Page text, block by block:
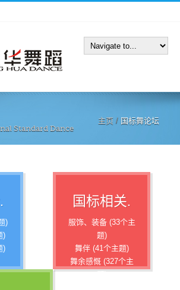
Standard Dance
主页 / 国标舞论坛
)
)
)
国标相关.
服饰、装备 (33个主
题)
舞伴 (41个主题)
舞余感慨 (327个主
题)